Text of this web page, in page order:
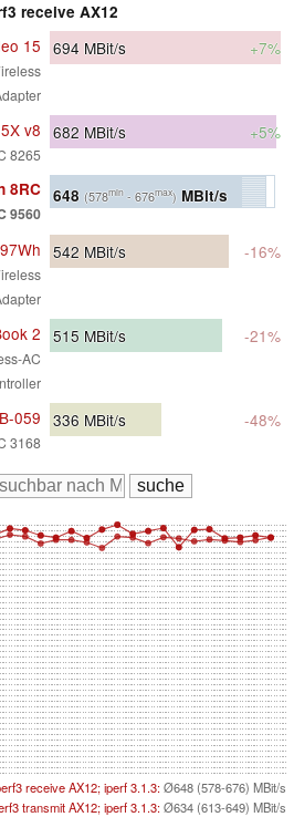
receive AX12
15 694 MBit/s +7%
v8
8265
682 MBit/s +5%
8RC
9560
648 (578min - 676max) MBit/s
542 MBit/s -16%
2
AC
515 MBit/s -21%
059
3168
336 MBit/s -48%
receive AX12; iperf 3.1.3:Ø648 (578-676) MBit/s
transmit AX12; iperf 3.1.3:Ø634 (613-649) MBit/s